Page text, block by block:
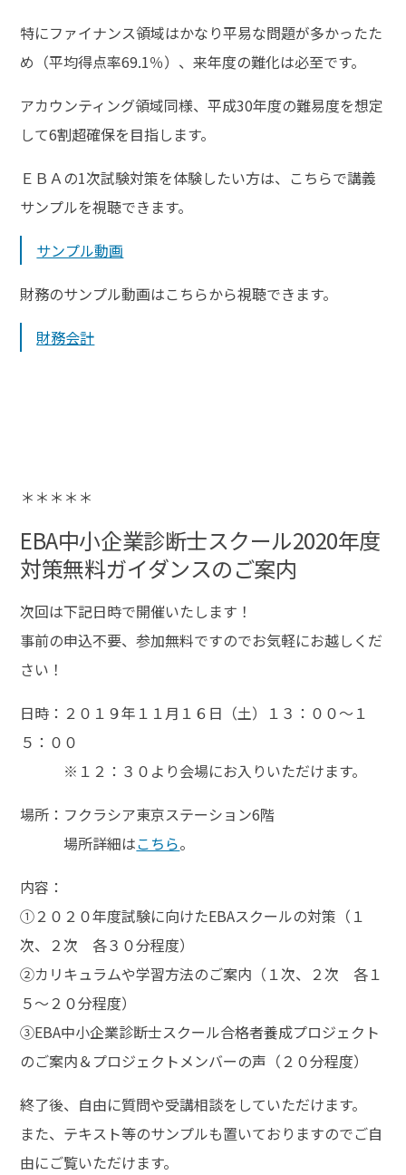
特にファイナンス領域はかなり平易な問題が多かったた
め（平均得点率69.1％）、来年度の難化は必至です。
アカウンティング領域同様、平成30年度の難易度を想定
して6割超確保を目指します。
ＥＢＡの1次試験対策を体験したい方は、こちらで講義
サンプルを視聴できます。
サンプル動画
財務のサンプル動画はこちらから視聴できます。
財務会計
＊＊＊＊＊
EBA中小企業診断士スクール2020年度
対策無料ガイダンスのご案内
次回は下記日時で開催いたします！
事前の申込不要、参加無料ですのでお気軽にお越しくだ
さい！
日時：２０１９年１１月１６日（土）１３：００～１
５：００
※１２：３０より会場にお入りいただけます。
場所：フクラシア東京ステーション6階
場所詳細はこちら。
内容：
➀２０２０年度試験に向けたEBAスクールの対策（１
次、２次 各３０分程度）
②カリキュラムや学習方法のご案内（１次、２次 各１
５～２０分程度）
③EBA中小企業診断士スクール合格者養成プロジェクト
のご案内＆プロジェクトメンバーの声（２０分程度）
終了後、自由に質問や受講相談をしていただけます。
また、テキスト等のサンプルも置いておりますのでご自
由にご覧いただけます。